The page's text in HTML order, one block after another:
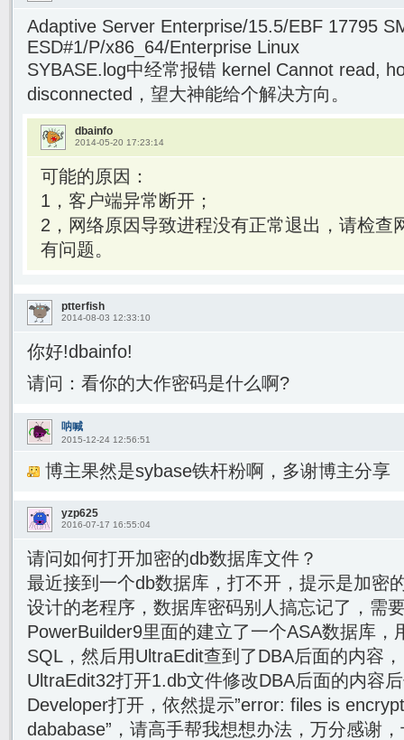
Adaptive Server Enterprise/15.5/EBF 17795
ESD#1/P/x86_64/Enterprise Linux
SYBASE.log中经常报错 kernel Cannot read,
disconnected，望大神能给个解决方向。
dbainfo
2014-05-20 17:23:14
可能的原因：
1，客户端异常断开；
2，网络原因导致进程没有正常退出，请检查
有问题。
ptterfish
2014-08-03 12:33:10
你好!dbainfo!
请问：看你的大作密码是什么啊?
呐喊
2015-12-24 12:56:51
博主果然是sybase铁杆粉啊，多谢博主分享
yzp625
2016-07-17 16:55:04
请问如何打开加密的db数据库文件？
最近接到一个db数据库，打不开，提示是加密
设计的老程序，数据库密码别人搞忘记了，需
PowerBuilder9里面的建立了一个ASA数据库，
SQL，然后用UltraEdit查到了DBA后面的内容
UltraEdit32打开1.db文件修改DBA后面的内容
Developer打开，依然提示”error: files is
dababase”，请高手帮我想想办法，万分感谢